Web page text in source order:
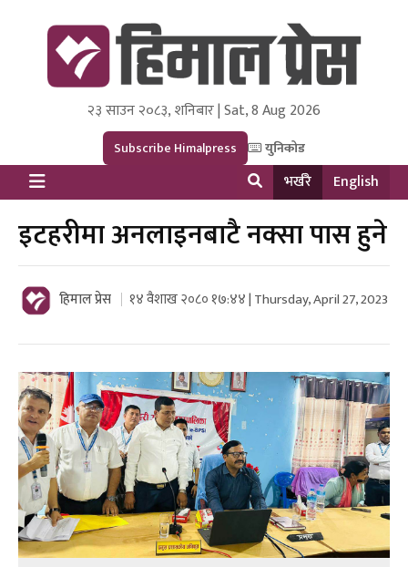
Himal Press
Dot NewsyNepal Media and Research Pvt Ltd.
२३ साउन २०८३, शनिबार | Sat, 8 Aug 2026
Subscribe Himalpress युनिकोड
भर्खरै English
इटहरीमा अनलाइनबाटै नक्सा पास हुने
हिमाल प्रेस १४ वैशाख २०८० १७:४४ | Thursday, April 27, 2023